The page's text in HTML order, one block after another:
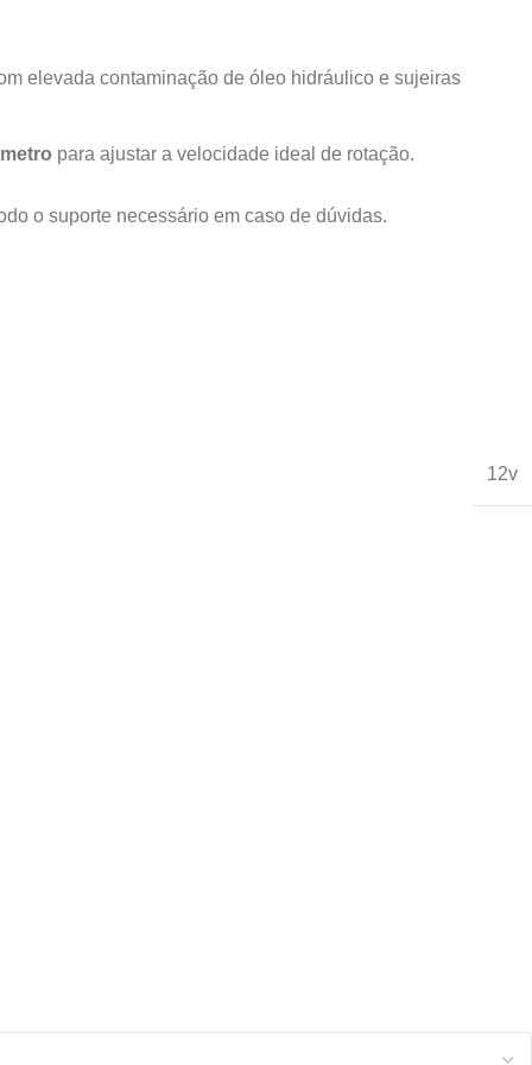
elevada contaminação de óleo hidráulico e sujeiras
para ajustar a velocidade ideal de rotação.
o suporte necessário em caso de dúvidas.
12v